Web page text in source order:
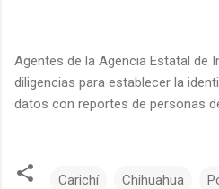
Agentes de la Agencia Estatal de
diligencias para establecer la
datos con reportes de personas
Carichí Chihuahua